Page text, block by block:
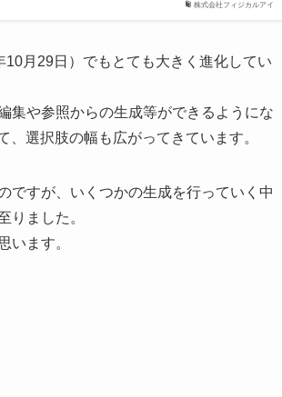
株式会社フィジカルアイ
月29日）でもとても大きく進化してい
集や参照からの生成等ができるようにな
選択肢の幅も広がってきています。
ですが、いくつかの生成を行っていく中
りました。
います。